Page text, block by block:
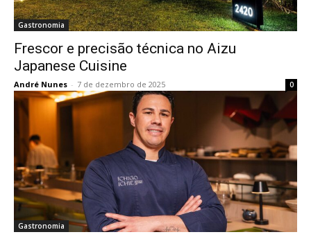
Gastronomia
Frescor e precisão técnica no Aizu
Japanese Cuisine
André Nunes - 7 de dezembro de 2025 0
Gastronomia